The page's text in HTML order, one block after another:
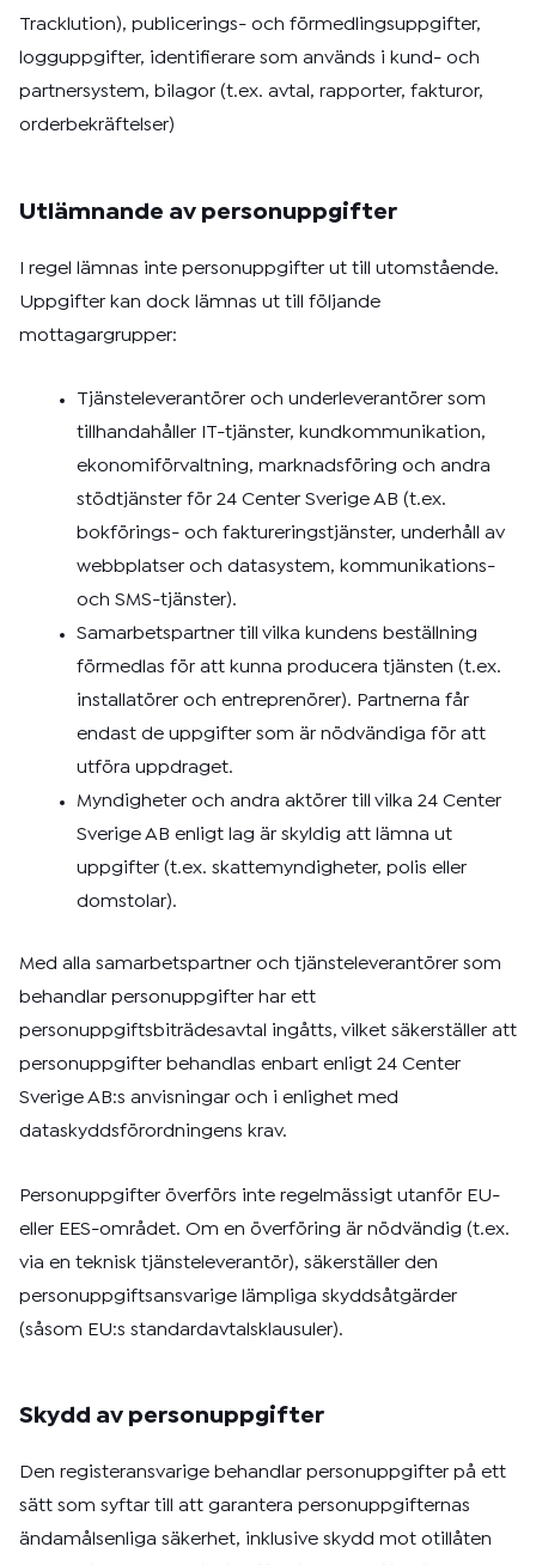
Tracklution), publicerings- och förmedlingsuppgifter,
logguppgifter, identifierare som används i kund- och
partnersystem, bilagor (t.ex. avtal, rapporter, fakturor,
orderbekräftelser)
Utlämnande av personuppgifter
I regel lämnas inte personuppgifter ut till utomstående.
Uppgifter kan dock lämnas ut till följande
mottagargrupper:
Tjänsteleverantörer och underleverantörer som
tillhandahåller IT-tjänster, kundkommunikation,
ekonomiförvaltning, marknadsföring och andra
stödtjänster för 24 Center Sverige AB (t.ex.
bokförings- och faktureringstjänster, underhåll av
webbplatser och datasystem, kommunikations-
och SMS-tjänster).
Samarbetspartner till vilka kundens beställning
förmedlas för att kunna producera tjänsten (t.ex.
installatörer och entreprenörer). Partnerna får
endast de uppgifter som är nödvändiga för att
utföra uppdraget.
Myndigheter och andra aktörer till vilka 24 Center
Sverige AB enligt lag är skyldig att lämna ut
uppgifter (t.ex. skattemyndigheter, polis eller
domstolar).
Med alla samarbetspartner och tjänsteleverantörer som
behandlar personuppgifter har ett
personuppgiftsbiträdesavtal ingåtts, vilket säkerställer att
personuppgifter behandlas enbart enligt 24 Center
Sverige AB:s anvisningar och i enlighet med
dataskyddsförordningens krav.
Personuppgifter överförs inte regelmässigt utanför EU-
eller EES-området. Om en överföring är nödvändig (t.ex.
via en teknisk tjänsteleverantör), säkerställer den
personuppgiftsansvarige lämpliga skyddsåtgärder
(såsom EU:s standardavtalsklausuler).
Skydd av personuppgifter
Den registeransvarige behandlar personuppgifter på ett
sätt som syftar till att garantera personuppgifternas
ändamålsenliga säkerhet, inklusive skydd mot otillåten